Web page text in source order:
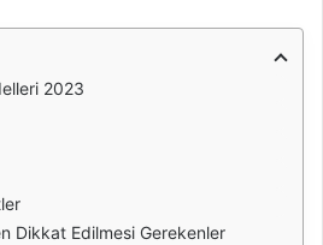
2023
Dikkat Edilmesi Gerekenler